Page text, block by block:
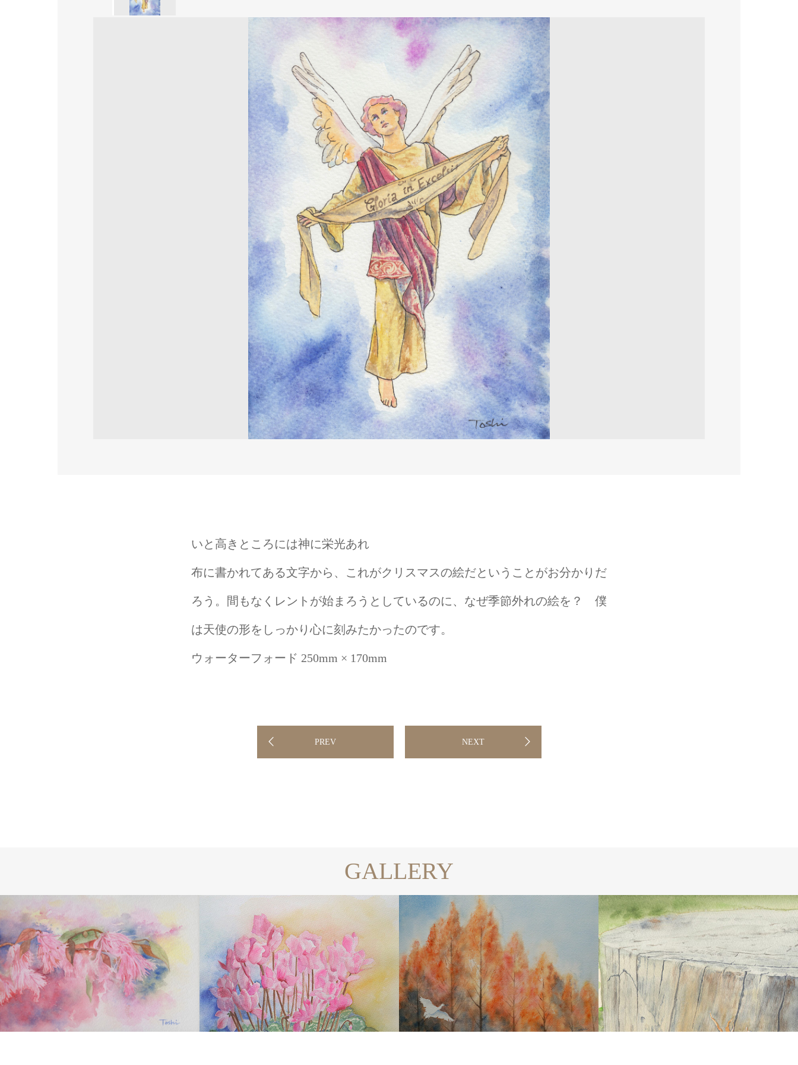
いと高きところには神に栄光あれ
布に書かれてある文字から、これがクリスマスの絵だということがお分かりだ
ろう。間もなくレントが始まろうとしているのに、なぜ季節外れの絵を？ 僕
は天使の形をしっかり心に刻みたかったのです。
ウォーターフォード 250mm × 170mm
PREV NEXT
GALLERY
WATERCOLOR WATERCOLOR WATERCOLOR WATERCOLOR